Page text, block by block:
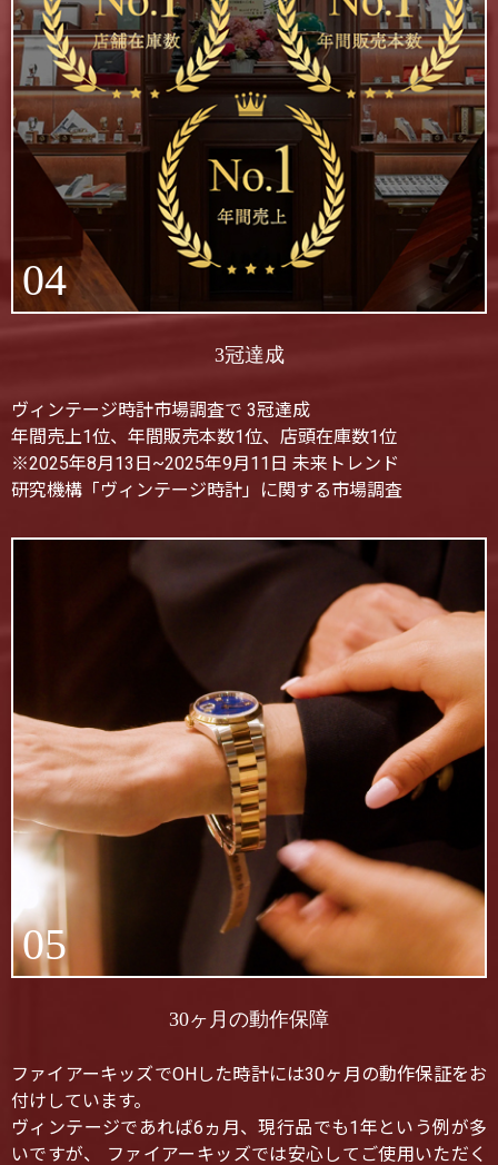
04
3冠達成
ヴィンテージ時計市場調査で 3冠達成
年間売上1位、年間販売本数1位、店頭在庫数1位
※2025年8月13日~2025年9月11日 未来トレンド
研究機構「ヴィンテージ時計」に関する市場調査
05
30ヶ月の動作保障
ファイアーキッズでOHした時計には30ヶ月の動作保証をお
付けしています。
ヴィンテージであれば6ヵ月、現行品でも1年という例が多
いですが、 ファイアーキッズでは安心してご使用いただく